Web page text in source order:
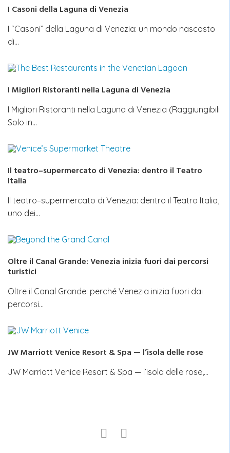
I Casoni della Laguna di Venezia
I “Casoni” della Laguna di Venezia: un mondo nascosto
di…
I Migliori Ristoranti nella Laguna di Venezia
I Migliori Ristoranti nella Laguna di Venezia (Raggiungibili
Solo in…
Il teatro–supermercato di Venezia: dentro il Teatro
Italia
Il teatro–supermercato di Venezia: dentro il Teatro Italia,
uno dei…
Oltre il Canal Grande: Venezia inizia fuori dai percorsi
turistici
Oltre il Canal Grande: perché Venezia inizia fuori dai
percorsi…
JW Marriott Venice Resort & Spa — l’isola delle rose
JW Marriott Venice Resort & Spa — l’isola delle rose,…